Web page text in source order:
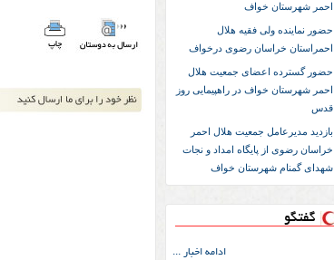
احمر شهرستان خواف
حضور نماینده ولی فقیه هلال
احمراستان خراسان رضوی درخواف
حضور گسترده اعضای جمعیت هلال
احمر شهرستان خواف در راهپیمایی روز
قدس
بازدید مدیرعامل جمعیت هلال احمر
خراسان رضوی از پایگاه امداد و نجات
شهدای گمنام شهرستان خواف
گفتگو
ادامه اخبار ...